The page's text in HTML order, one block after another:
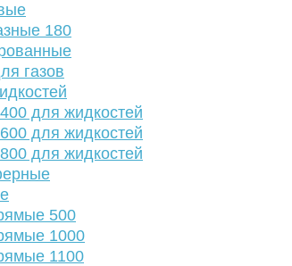
180
газов
для жидкостей
для жидкостей
для жидкостей
500
1000
1100